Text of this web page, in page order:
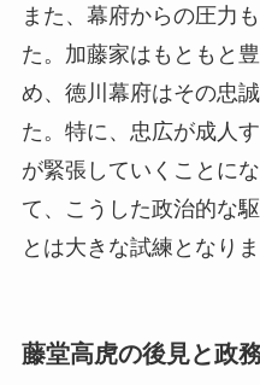
また、幕府からの圧力
た。加藤家はもともと
め、徳川幕府はその忠
た。特に、忠広が成人
が緊張していくことに
て、こうした政治的な
とは大きな試練となりま
藤堂高虎の後見と政